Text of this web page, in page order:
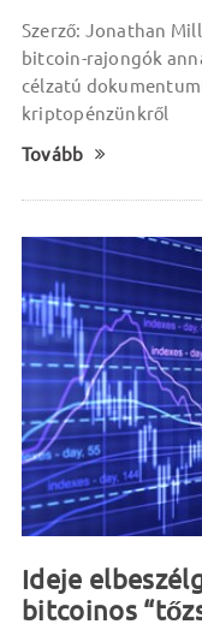
Szerző: Jonathan
bitcoin-rajongók
célzatú
kriptopénzünkről
Tovább
Ideje
bitcoinos